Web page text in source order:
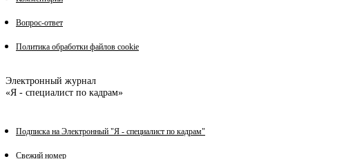
Вопрос-ответ
Политика обработки файлов cookie
Электронный журнал
«Я - специалист по кадрам»
Подписка на Электронный "Я - специалист по кадрам"
Свежий номер